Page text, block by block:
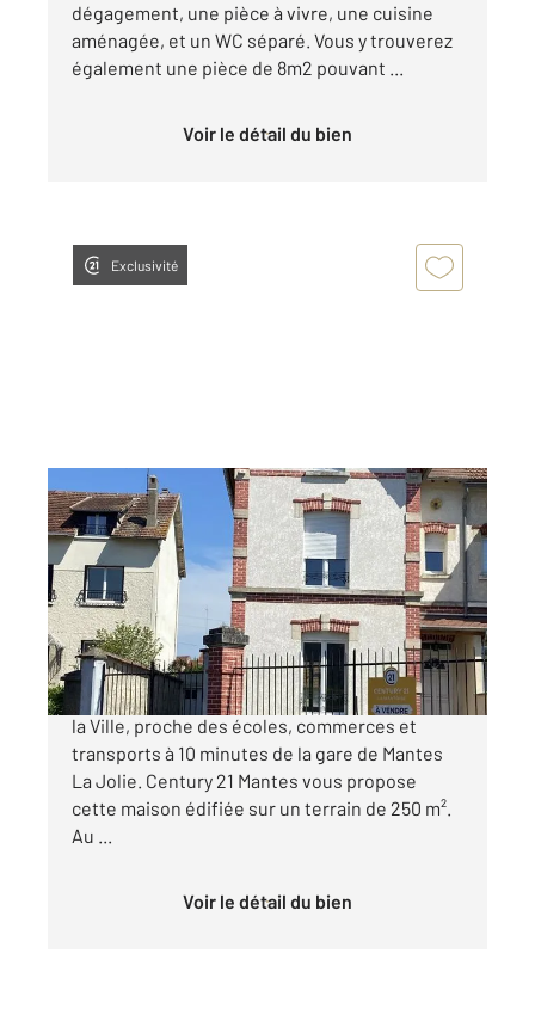
dégagement, une pièce à vivre, une cuisine
aménagée, et un WC séparé. Vous y trouverez
également une pièce de 8m2 pouvant ...
Voir le détail du bien
Exclusivité
MANTES LA VILLE 78
109,98 m2, 5 pièces
Ref : 4695
Maison à vendre
310 000 €
MAISON 5 PIECES - Idéalement situé à Mantes
la Ville, proche des écoles, commerces et
transports à 10 minutes de la gare de Mantes
La Jolie. Century 21 Mantes vous propose
cette maison édifiée sur un terrain de 250 m².
Au ...
Voir le détail du bien